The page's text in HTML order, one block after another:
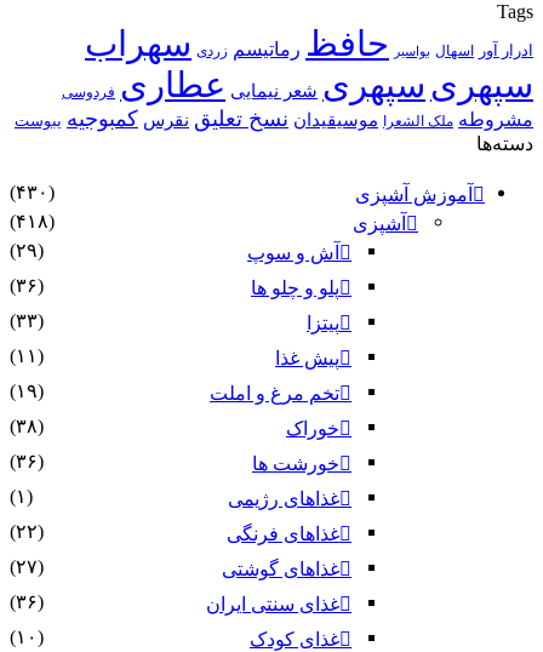
Tags
ادرار آور اسهال بواسیر حافظ رماتیسم زردی سهراب
سپهری سپهری شعر نیمایی عطاری فردوسی
مشروطه ملک الشعرا موسیقیدان نسخ تعلیق نقرس کمبوجیه یبوست
دسته‌ها
آموزش آشپزی
(۴۳۰)
آشپزی
(۴۱۸)
آش و سوپ
(۲۹)
پلو و چلو ها
(۳۶)
پیتزا
(۳۳)
پیش غذا
(۱۱)
تخم مرغ و املت
(۱۹)
خوراک
(۳۸)
خورشت ها
(۳۶)
غذاهای رژیمی
(۱)
غذاهای فرنگی
(۲۲)
غذاهای گوشتی
(۲۷)
غذای سنتی ایران
(۳۶)
غذای کودک
(۱۰)